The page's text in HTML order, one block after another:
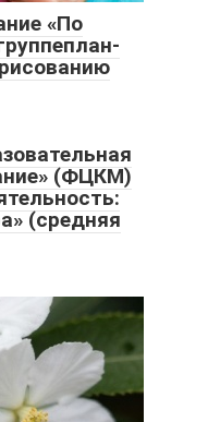
«По
(ФЦКМ)
(средняя